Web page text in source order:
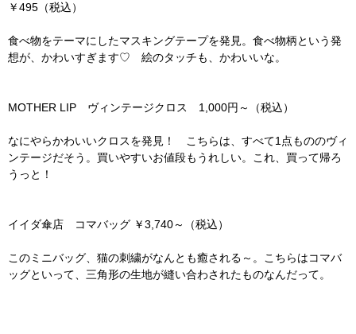
￥495（税込）
食べ物をテーマにしたマスキングテープを発見。食べ物柄という発
想が、かわいすぎます♡ 絵のタッチも、かわいいな。
MOTHER LIP ヴィンテージクロス 1,000円～（税込）
なにやらかわいいクロスを発見！ こちらは、すべて1点もののヴィ
ンテージだそう。買いやすいお値段もうれしい。これ、買って帰ろ
うっと！
イイダ傘店 コマバッグ ￥3,740～（税込）
このミニバッグ、猫の刺繍がなんとも癒される～。こちらはコマバ
ッグといって、三角形の生地が縫い合わされたものなんだって。